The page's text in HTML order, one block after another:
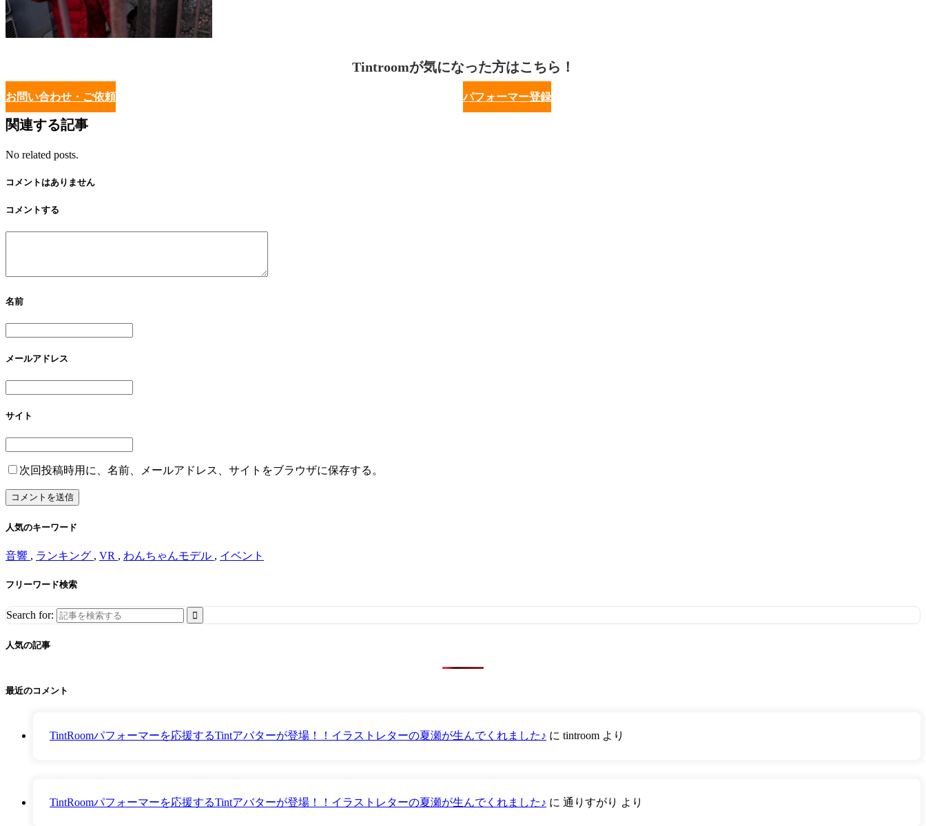
Tintroomが気になった方はこちら！
お問い合わせ・ご依頼 パフォーマー登録
関連する記事
No related posts.
コメントはありません
コメントする
名前
メールアドレス
サイト
次回投稿時用に、名前、メールアドレス、サイトをブラウザに保存する。
人気のキーワード
音響 , ランキング , VR , わんちゃんモデル , イベント
フリーワード検索
Search for:
人気の記事
最近のコメント
TintRoomパフォーマーを応援するTintアバターが登場！！イラストレターの夏瀬が生んでくれました♪ に tintroom より
TintRoomパフォーマーを応援するTintアバターが登場！！イラストレターの夏瀬が生んでくれました♪ に 通りすがり より